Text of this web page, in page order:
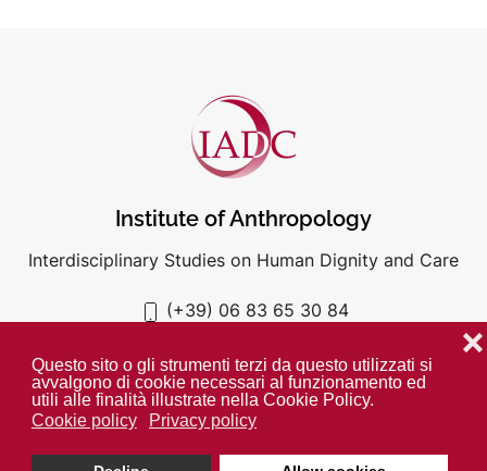
Questo sito o gli strumenti terzi da questo utilizzati si
avvalgono di cookie necessari al funzionamento ed
utili alle finalità illustrate nella Cookie Policy.
Cookie policy
Privacy policy
❌
Institute of Anthropology
Interdisciplinary Studies on Human Dignity and Care
(+39) 06 83 65 30 84